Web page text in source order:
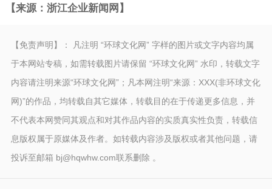
【来源：浙江企业新闻网】
【免责声明】： 凡注明 “环球文化网” 字样的图片或文字内容均属
于本网站专稿，如需转载图片请保留 “环球文化网” 水印，转载文字
内容请注明来源“环球文化网”；凡本网注明“来源：XXX(非环球文化
网)”的作品，均转载自其它媒体，转载目的在于传递更多信息，并
不代表本网赞同其观点和对其作品内容的实质真实性负责，转载信
息版权属于原媒体及作者。如转载内容涉及版权或者其他问题，请
投诉至邮箱 bj@hqwhw.com联系删除 。